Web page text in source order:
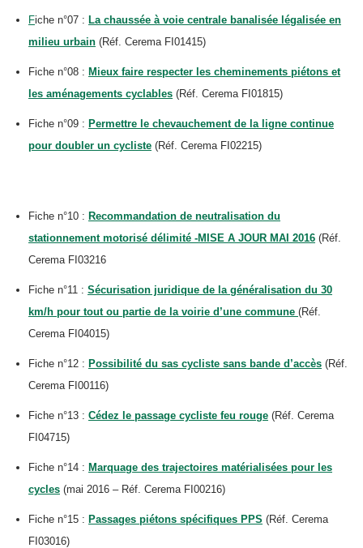
Fiche n°07 : La chaussée à voie centrale banalisée légalisée en
milieu urbain (Réf. Cerema FI01415)
Fiche n°08 : Mieux faire respecter les cheminements piétons et
les aménagements cyclables (Réf. Cerema FI01815)
Fiche n°09 : Permettre le chevauchement de la ligne continue
pour doubler un cycliste (Réf. Cerema FI02215)
Fiche n°10 : Recommandation de neutralisation du
stationnement motorisé délimité -MISE A JOUR MAI 2016 (Réf.
Cerema FI03216
Fiche n°11 : Sécurisation juridique de la généralisation du 30
km/h pour tout ou partie de la voirie d’une commune (Réf.
Cerema FI04015)
Fiche n°12 : Possibilité du sas cycliste sans bande d’accès (Réf.
Cerema FI00116)
Fiche n°13 : Cédez le passage cycliste feu rouge (Réf. Cerema
FI04715)
Fiche n°14 : Marquage des trajectoires matérialisées pour les
cycles (mai 2016 – Réf. Cerema FI00216)
Fiche n°15 : Passages piétons spécifiques PPS (Réf. Cerema
FI03016)